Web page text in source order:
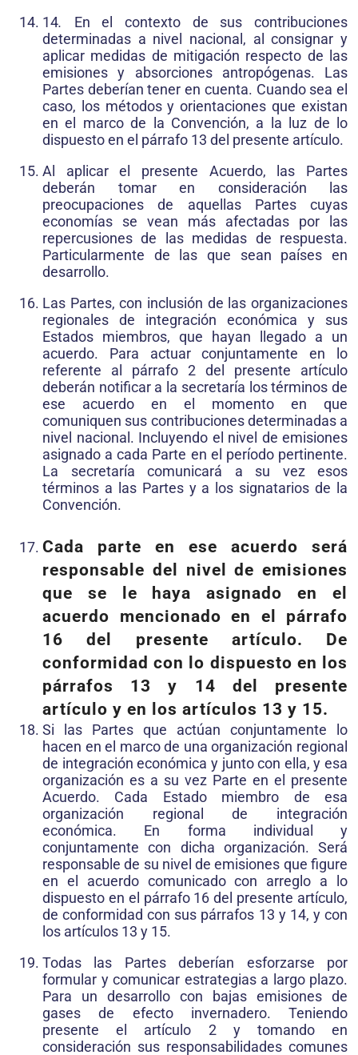
14. En el contexto de sus contribuciones
determinadas a nivel nacional, al consignar y
aplicar medidas de mitigación respecto de las
emisiones y absorciones antropógenas. Las
Partes deberían tener en cuenta. Cuando sea el
caso, los métodos y orientaciones que existan
en el marco de la Convención, a la luz de lo
dispuesto en el párrafo 13 del presente artículo.
Al aplicar el presente Acuerdo, las Partes
deberán tomar en consideración las
preocupaciones de aquellas Partes cuyas
economías se vean más afectadas por las
repercusiones de las medidas de respuesta.
Particularmente de las que sean países en
desarrollo.
Las Partes, con inclusión de las organizaciones
regionales de integración económica y sus
Estados miembros, que hayan llegado a un
acuerdo. Para actuar conjuntamente en lo
referente al párrafo 2 del presente artículo
deberán notificar a la secretaría los términos de
ese acuerdo en el momento en que
comuniquen sus contribuciones determinadas a
nivel nacional. Incluyendo el nivel de emisiones
asignado a cada Parte en el período pertinente.
La secretaría comunicará a su vez esos
términos a las Partes y a los signatarios de la
Convención.
Cada parte en ese acuerdo será
responsable del nivel de emisiones
que se le haya asignado en el
acuerdo mencionado en el párrafo
16 del presente artículo. De
conformidad con lo dispuesto en los
párrafos 13 y 14 del presente
artículo y en los artículos 13 y 15.
Si las Partes que actúan conjuntamente lo
hacen en el marco de una organización regional
de integración económica y junto con ella, y esa
organización es a su vez Parte en el presente
Acuerdo. Cada Estado miembro de esa
organización regional de integración
económica. En forma individual y
conjuntamente con dicha organización. Será
responsable de su nivel de emisiones que figure
en el acuerdo comunicado con arreglo a lo
dispuesto en el párrafo 16 del presente artículo,
de conformidad con sus párrafos 13 y 14, y con
los artículos 13 y 15.
Todas las Partes deberían esforzarse por
formular y comunicar estrategias a largo plazo.
Para un desarrollo con bajas emisiones de
gases de efecto invernadero. Teniendo
presente el artículo 2 y tomando en
consideración sus responsabilidades comunes